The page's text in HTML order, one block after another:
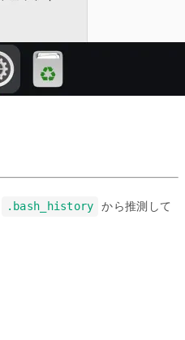
.bash_history
から推測して